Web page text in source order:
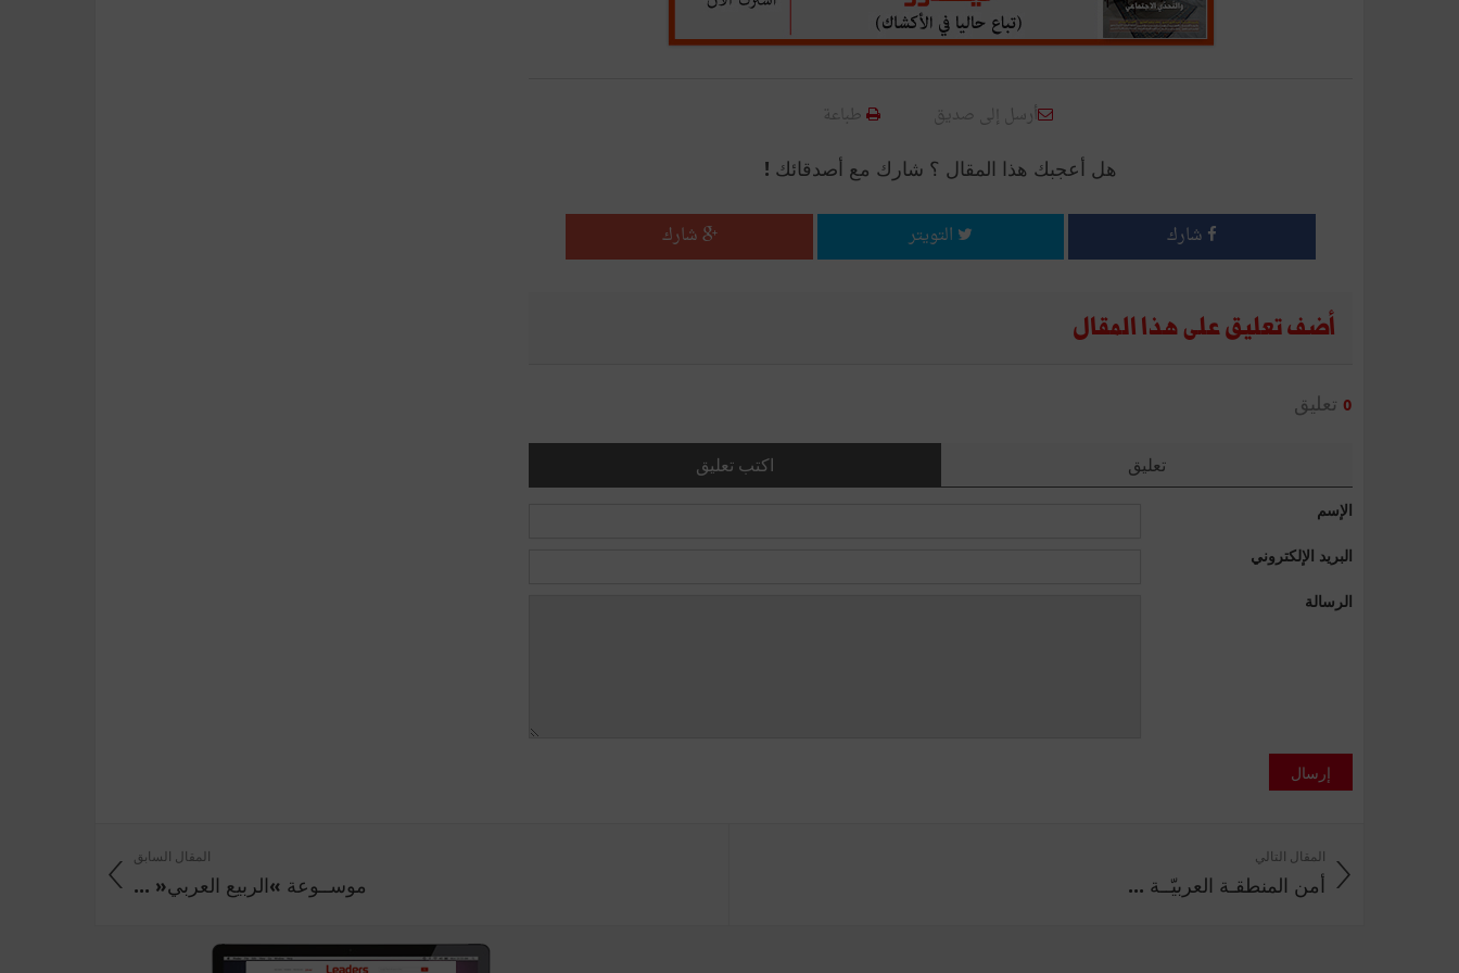
أرسل إلى صديق طباعة
هل أعجبك هذا المقال ؟ شارك مع أصدقائك !
شارك التويتر شارك
أضف تعليق على هذا المقال
0 تعليق
اكتب تعليق تعليق
الإسم
البريد الإلكتروني
الرسالة
إرسال
المقال السابق
موســوعة »الربيع العربي« ...
المقال التالي
أمن المنطقـة العربيّــة ...